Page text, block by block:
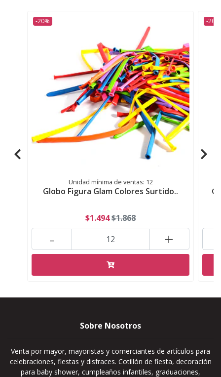
-20%
Unidad mínima de ventas: 12
Globo Figura Glam Colores Surtido..
$1.494$1.868
+
-
-20%
Sobre Nosotros
Venta por mayor, mayoristas y comerciantes de artículos para
celebraciones, fiestas y disfraces. Cotillón de fiesta, decoración
para baby shower, cumpleaños infantiles, graduaciones,